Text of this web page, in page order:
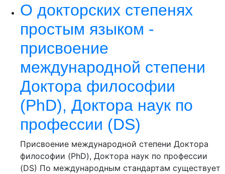
О докторских степенях
простым языком -
присвоение
международной степени
Доктора философии
(PhD), Доктора наук по
профессии (DS)
Присвоение международной степени Доктора
философии (PhD), Доктора наук по профессии
(DS) По международным стандартам существует